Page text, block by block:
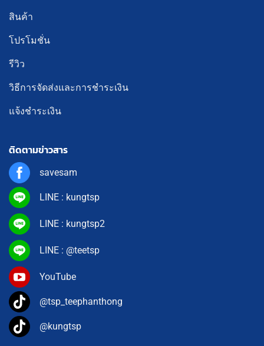
สินค้า
โปรโมชั่น
รีวิว
วิธีการจัดส่งและการชำระเงิน
แจ้งชำระเงิน
ติดตามข่าวสาร
savesam
LINE : kungtsp
LINE : kungtsp2
LINE : @teetsp
YouTube
@tsp_teephanthong
@kungtsp